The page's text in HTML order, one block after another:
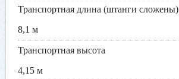
Транспортная длина (штанги сложены)
8,1 м
Транспортная высота
4,15 м